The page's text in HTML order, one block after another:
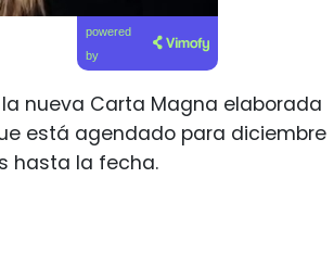
powered
by
nueva Carta Magna elaborada
está agendado para diciembre
hasta la fecha.